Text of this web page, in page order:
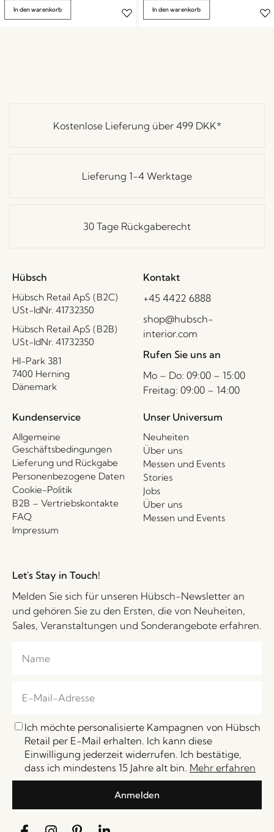
In den warenkorb In den warenkorb
Kostenlose Lieferung über 499 DKK*
Lieferung 1-4 Werktage
30 Tage Rückgaberecht
Hübsch
Hübsch Retail ApS (B2C)
USt-IdNr. 41732350
Hübsch Retail ApS (B2B)
USt-IdNr. 41732350
HI-Park 381
7400 Herning
Dänemark
Kontakt
+45 4422 6888
shop@hubsch-
interior.com
Rufen Sie uns an
Mo – Do: 09:00 – 15:00
Freitag: 09:00 – 14:00
Kundenservice
Allgemeine
Geschäftsbedingungen
Lieferung und Rückgabe
Personenbezogene Daten
Cookie-Politik
B2B – Vertriebskontakte
FAQ
Impressum
Unser Universum
Neuheiten
Über uns
Messen und Events
Stories
Jobs
Über uns
Messen und Events
Let's Stay in Touch!
Melden Sie sich für unseren Hübsch-Newsletter an
und gehören Sie zu den Ersten, die von Neuheiten,
Sales, Veranstaltungen und Sonderangebote erfahren.
Ich möchte personalisierte Kampagnen von Hübsch
Retail per E-Mail erhalten. Ich kann diese
Einwilligung jederzeit widerrufen. Ich bestätige,
dass ich mindestens 15 Jahre alt bin. Mehr erfahren
Anmelden